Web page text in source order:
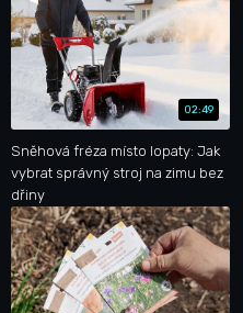
02:49
Sněhová fréza místo lopaty: Jak
vybrat správný stroj na zimu bez
dřiny